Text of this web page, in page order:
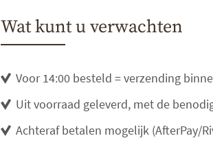
Wat kunt u verwachten
Voor 14:00 besteld = verzending
Uit voorraad geleverd, met de
Achteraf betalen mogelijk (AfterPay/